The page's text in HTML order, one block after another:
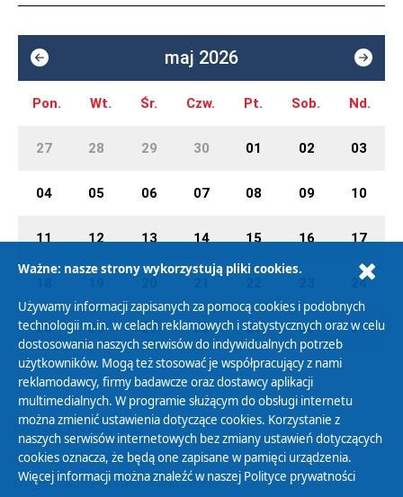
maj 2026
Pon. Wt. Śr. Czw. Pt. Sob. Nd.
27 28 29 30 01 02 03
04 05 06 07 08 09 10
11 12 13 14 15 16 17
24
25 26 27 28 29 30 31
Polityka Prywatności
Zasady korzystania z Serwisu
Organizacje Pożytku Publicznego
Ważne: nasze strony wykorzystują pliki cookies.
Używamy informacji zapisanych za pomocą cookies i podobnych
technologii m.in. w celach reklamowych i statystycznych oraz w celu
dostosowania naszych serwisów do indywidualnych potrzeb
użytkowników. Mogą też stosować je współpracujący z nami
reklamodawcy, firmy badawcze oraz dostawcy aplikacji
multimedialnych. W programie służącym do obsługi internetu
można zmienić ustawienia dotyczące cookies. Korzystanie z
naszych serwisów internetowych bez zmiany ustawień dotyczących
cookies oznacza, że będą one zapisane w pamięci urządzenia.
Więcej informacji można znaleźć w naszej Polityce prywatności